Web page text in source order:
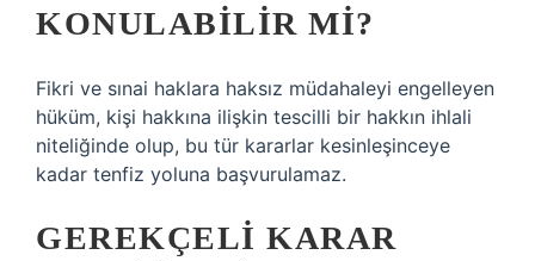
KONULABILIR MI?
Fikri ve sınai haklara haksız müdahaleyi engelleyen
hüküm, kişi hakkına ilişkin tescilli bir hakkın ihlali
niteliğinde olup, bu tür kararlar kesinleşinceye
kadar tenfiz yoluna başvurulamaz.
GEREKÇELI KARAR